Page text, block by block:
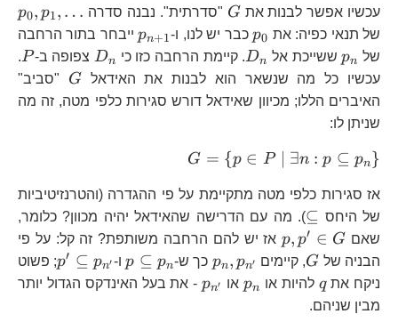
עכשיו אפשר לבנות את G G "סדרתית". נבנה סדרה p0, p1, …
של תנאי כפיה: את p_{0} p0 כבר יש לנו, ו- p_{n+1}
pn+1
ייבחר בתור הרחבה
של
p_{n} pn ששייכת אל D_{n} Dn . קיימת הרחבה כזו כי D_{n}
Dn צפופה ב- P
P
.
עכשיו כל מה שנשאר הוא לבנות את האידאל
G
G "סביב"
האיברים הללו; מכיוון שאידאל דורש סגירות כלפי מטה, זה מה
שניתן לו:
G=\left\{
\exists
n:p\subseteq
p_{n}\right\}
G = {p ∈ P ∃n : p ⊆ pn}
אז סגירות כלפי מטה מתקיימת על פי ההגדרה (והטרנזיטיביות
של היחס
\subseteq ⊆). מה עם הדרישה שהאידאל יהיה מכוון? כלומר,
שאם
p,p^{\prime}\in
G
p, p′ ∈ G
אז יש להם הרחבה משותפת? זה קל: על פי
הבניה של
G G, קיימים
p_{n},p_{n^{\prime}}
pn, pn′ כך ש-
p\subseteq
p_{n}
p ⊆ pn ו- p′ ⊆ pn′
; פשוט
ניקח את
q q להיות או p_{n} pn או
p_{n^{\prime}}
pn′
- את בעל האינדקס הגדול יותר
מבין שניהם.